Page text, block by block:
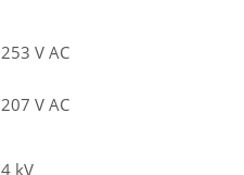
253 V AC
207 V AC
4 kV